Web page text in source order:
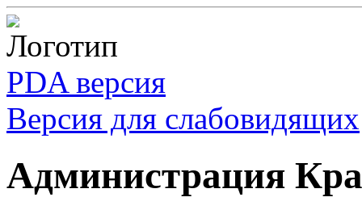
PDA версия
Версия для слабовидящих
Администрация